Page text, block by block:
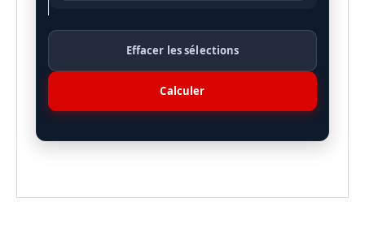
Effacer les sélections
Calculer